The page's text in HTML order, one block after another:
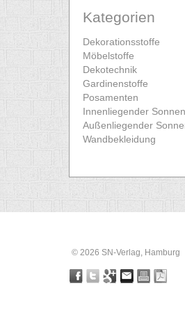
Kategorien
Dekorationsstoffe
Möbelstoffe
Dekotechnik
Gardinenstoffe
Posamenten
Innenliegender
Außenliegender
Wandbekleidung
© 2026 SN-Verlag, Hamburg